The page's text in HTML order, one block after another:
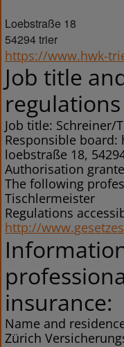
Loebstraße 18
54294 trier
https://www.hwk-
Job title
regulations
Job title: Schreiner/
Responsible
loebstraße 18,
Authorisation
The following
Tischlermeister
Regulations
http://
insurance:
Name and
Zürich